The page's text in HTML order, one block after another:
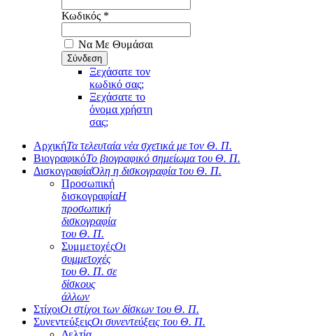
Κωδικός *
Να Με Θυμάσαι
Ξεχάσατε τον
κωδικό σας;
Ξεχάσατε το
όνομα χρήστη
σας;
ΑρχικήΤα τελευταία νέα σχετικά με τον Θ. Π.
ΒιογραφικόΤο βιογραφικό σημείωμα του Θ. Π.
ΔισκογραφίαΌλη η δισκογραφία του Θ. Π.
Προσωπική
δισκογραφίαΗ
προσωπική
δισκογραφία
του Θ. Π.
ΣυμμετοχέςΟι
συμμετοχές
του Θ. Π. σε
δίσκους
άλλων
ΣτίχοιΟι στίχοι των δίσκων του Θ. Π.
ΣυνεντεύξειςΟι συνεντεύξεις του Θ. Π.